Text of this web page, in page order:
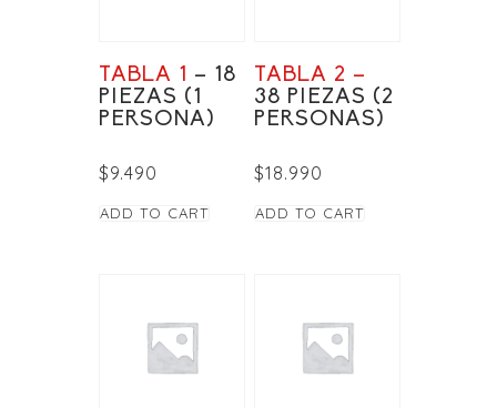
TABLA 1 – 18
PIEZAS (1
PERSONA)
$9.490
ADD TO CART
TABLA 2 –
38 PIEZAS (2
PERSONAS)
$18.990
ADD TO CART